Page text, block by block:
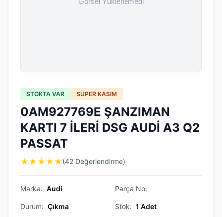
STOKTA VAR SÜPER KASIM
0AM927769E ŞANZIMAN
KARTI 7 İLERİ DSG AUDİ A3 Q2
PASSAT
★ ★ ★ ★ ★(42 Değerlendirme)
Marka: Audi Parça No:
Durum: Çıkma Stok: 1 Adet